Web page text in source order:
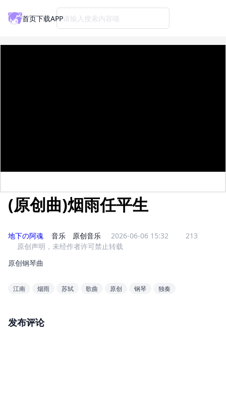
首页下载APP请输入搜索内容喵
(原创曲)烟雨任平生
地下の阿魂 音乐 原创音乐 2026-06-06 15:32
213
原创声明，未经作者许可禁止转载
原创钢琴曲
江南 烟雨 苏轼 歌曲 原创 钢琴 独奏
发布评论